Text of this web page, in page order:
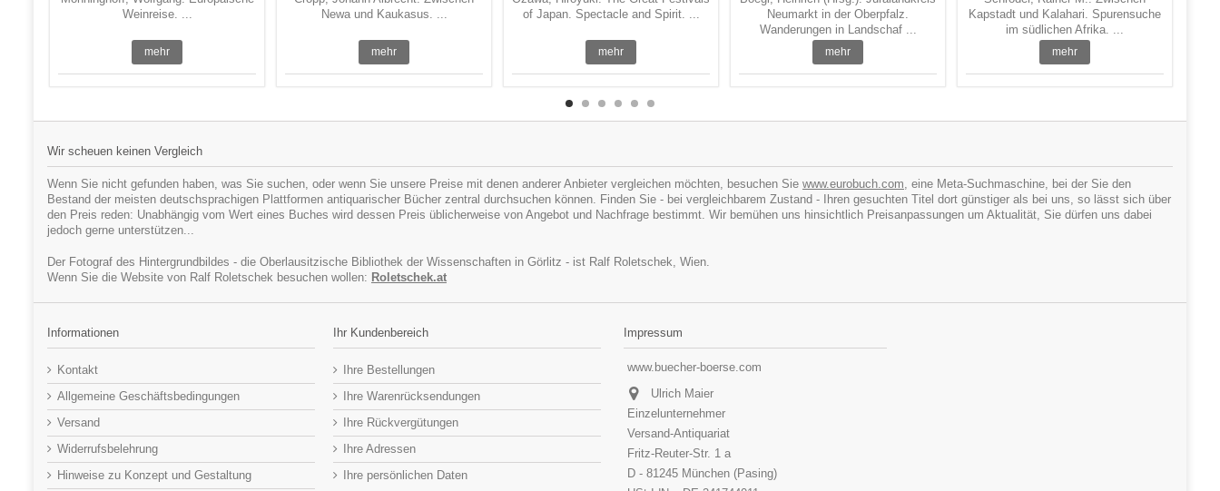
Weinreise. ...
mehr
Newa und Kaukasus. ...
mehr
of Japan. Spectacle and Spirit. ...
mehr
Neumarkt in der Oberpfalz.
Wanderungen in Landschaf ...
mehr
Kapstadt und Kalahari. Spurensuche
im südlichen Afrika. ...
mehr
Wir scheuen keinen Vergleich
Wenn Sie nicht gefunden haben, was Sie suchen, oder wenn Sie unsere Preise mit denen anderer Anbieter vergleichen möchten, besuchen Sie www.eurobuch.com, eine Meta-Suchmaschine, bei der Sie den
Bestand der meisten deutschsprachigen Plattformen antiquarischer Bücher zentral durchsuchen können. Finden Sie - bei vergleichbarem Zustand - Ihren gesuchten Titel dort günstiger als bei uns, so lässt sich über
den Preis reden: Unabhängig vom Wert eines Buches wird dessen Preis üblicherweise von Angebot und Nachfrage bestimmt. Wir bemühen uns hinsichtlich Preisanpassungen um Aktualität, Sie dürfen uns dabei
jedoch gerne unterstützen...
Der Fotograf des Hintergrundbildes - die Oberlausitzische Bibliothek der Wissenschaften in Görlitz - ist Ralf Roletschek, Wien.
Wenn Sie die Website von Ralf Roletschek besuchen wollen: Roletschek.at
Informationen
Kontakt
Allgemeine Geschäftsbedingungen
Versand
Widerrufsbelehrung
Hinweise zu Konzept und Gestaltung
Ihr Kundenbereich
Ihre Bestellungen
Ihre Warenrücksendungen
Ihre Rückvergütungen
Ihre Adressen
Ihre persönlichen Daten
Impressum
www.buecher-boerse.com
Ulrich Maier
Einzelunternehmer
Versand-Antiquariat
Fritz-Reuter-Str. 1 a
D - 81245 München (Pasing)